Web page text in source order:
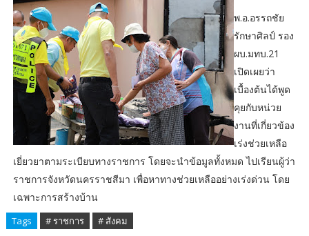
พ.อ.อรรถชัย
รักษาศิลป์ รอง
ผบ.มทบ.21
เปิดเผยว่า
เบื้องต้นได้พูด
คุยกับหน่วย
งานที่เกี่ยวข้อง
เร่งช่วยเหลือ
เยี่ยวยาตามระเบียบทางราชการ โดยจะนำข้อมูลทั้งหมด ไปเรียนผู้ว่า
ราชการจังหวัดนครราชสีมา เพื่อหาทางช่วยเหลืออย่างเร่งด่วน โดย
เฉพาะการสร้างบ้าน
Tags # ราชการ # สังคม